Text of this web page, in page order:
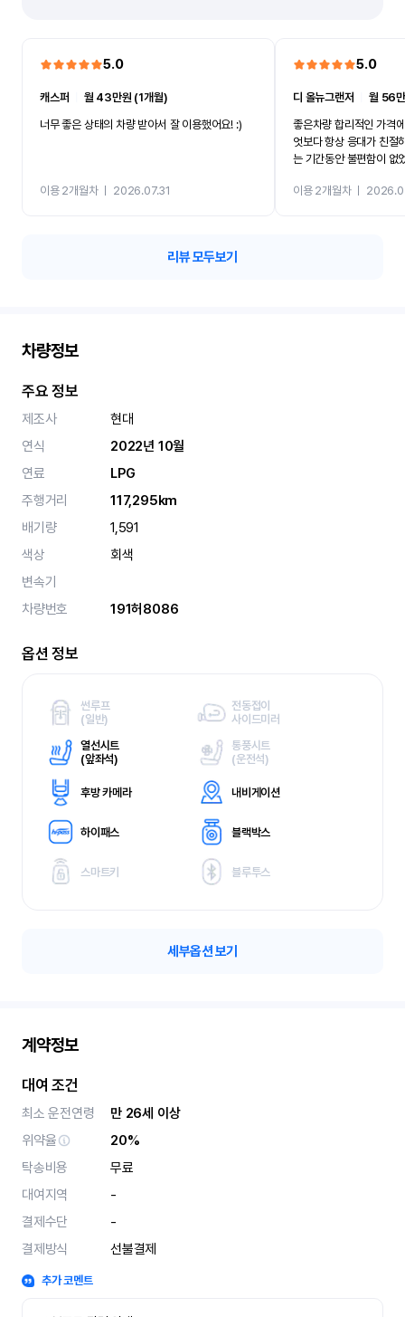
5.0
캐스퍼
월 43만원 (1개월)
너무 좋은 상태의 차량 받아서 잘 이용했어요! :)
이용 2개월차ㅣ 2026.07.31
5.0
디 올뉴그랜저 ㅣ월 56
좋은차량 합리적인 가격
엇보다 항상 응대가 친절
는 기간동안 불편함이 없
카 렌트 고민없이 강추합
이용 2개월차ㅣ
리뷰 모두보기
차량정보
주요 정보
제조사
현대
연식
2022년 10월
연료
LPG
주행거리
117,295km
배기량
1,591
색상
회색
변속기
차량번호
191허8086
옵션 정보
썬루프
(일반)
전동접이
사이드미러
열선시트
(앞좌석)
통풍시트
(운전석)
후방 카메라 내비게이션
하이패스 블랙박스
스마트키 블루투스
세부옵션 보기
계약정보
대여 조건
최소 운전연령
만 26세 이상
위약율
20%
탁송비용
무료
대여지역
-
결제수단
-
결제방식
선불결제
추가 코멘트